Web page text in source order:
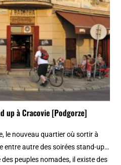
up à Cracovie [Podgorze]
le nouveau quartier où sortir à
entre autre des soirées stand-up…
peuples nomades, il existe des